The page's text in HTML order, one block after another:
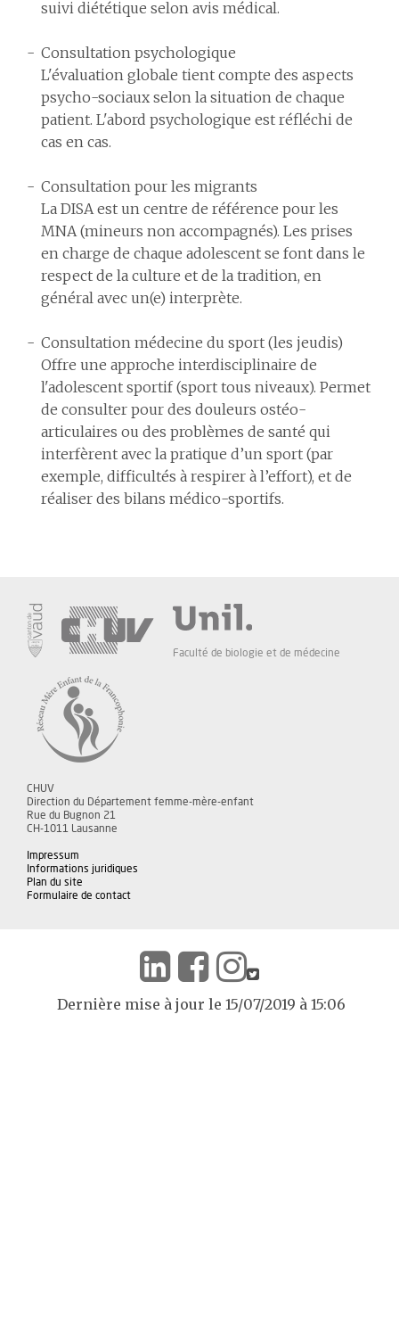
suivi diététique selon avis médical.
Consultation psychologique
L'évaluation globale tient compte des aspects
psycho-sociaux selon la situation de chaque
patient. L'abord psychologique est réfléchi de
cas en cas.
Consultation pour les migrants
La DISA est un centre de référence pour les
MNA (mineurs non accompagnés). Les prises
en charge de chaque adolescent se font dans le
respect de la culture et de la tradition, en
général avec un(e) interprète.
Consultation médecine du sport (les jeudis)
Offre une approche interdisciplinaire de
l'adolescent sportif (sport tous niveaux). Permet
de consulter pour des douleurs ostéo-
articulaires ou des problèmes de santé qui
interfèrent avec la pratique d’un sport (par
exemple, difficultés à respirer à l’effort), et de
réaliser des bilans médico-sportifs.
Faculté de biologie et de médecine
CHUV
Direction du Département femme-mère-enfant
Rue du Bugnon 21
CH-1011 Lausanne
Impressum
Informations juridiques
Plan du site
Formulaire de contact
Dernière mise à jour le 15/07/2019 à 15:06